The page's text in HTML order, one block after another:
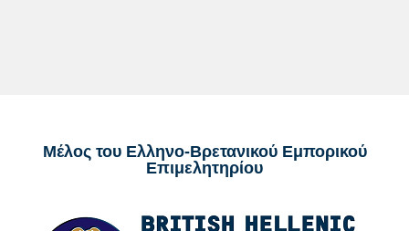
Μέλος του Ελληνο-Βρετανικού Εμπορικού
Επιμελητηρίου